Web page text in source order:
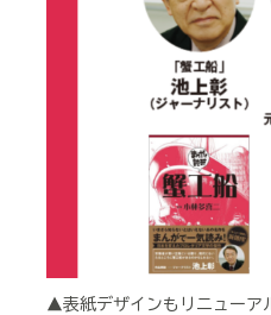
▲表紙デザインもリニューア